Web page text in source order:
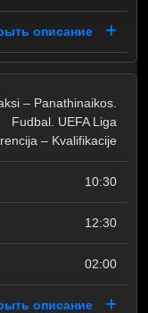
описание
– Panathinaikos.
Fudbal. UEFA Liga
– Kvalifikacije
10:30
12:30
02:00
описание